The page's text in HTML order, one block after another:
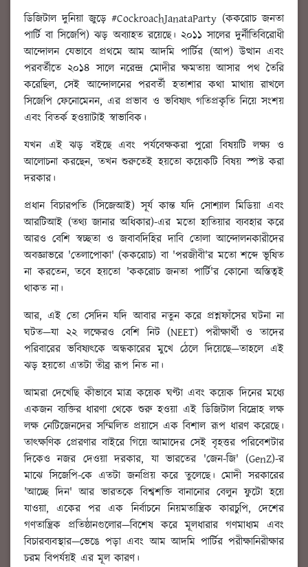
ডিজিটাল দুনিয়া জুড়ে #CockroachJanataParty (ককরোচ জনতা
পার্টি বা সিজেপি) ঝড় অব্যাহত রয়েছে। ২০১১ সালের দুর্নীতিবিরোধী
আন্দোলন যেভাবে প্রথমে আম আদমি পার্টির (আপ) উত্থান এবং
পরবর্তীতে ২০১৪ সালে নরেন্দ্র মোদীর ক্ষমতায় আসার পথ তৈরি
করেছিল, সেই আন্দোলনের পরবর্তী হতাশার কথা মাথায় রাখলে
সিজেপি ফেনোমেনন, এর প্রভাব ও ভবিষ্যৎ গতিপ্রকৃতি নিয়ে সংশয়
এবং বিতর্ক হওয়াটাই স্বাভাবিক।
যখন এই ঝড় বইছে এবং পর্যবেক্ষকরা পুরো বিষয়টি লক্ষ্য ও
আলোচনা করছেন, তখন শুরুতেই হয়তো কয়েকটি বিষয় স্পষ্ট করা
দরকার।
প্রধান বিচারপতি (সিজেআই) সূর্য কান্ত যদি সোশ্যাল মিডিয়া এবং
আরটিআই (তথ্য জানার অধিকার)-এর মতো হাতিয়ার ব্যবহার করে
আরও বেশি স্বচ্ছতা ও জবাবদিহির দাবি তোলা আন্দোলনকারীদের
অবজ্ঞাভরে 'তেলাপোকা' (ককরোচ) বা 'পরজীবী'র মতো শব্দে ভূষিত
না করতেন, তবে হয়তো 'ককরোচ জনতা পার্টি'র কোনো অস্তিত্বই
থাকত না।
আর, এই তো সেদিন যদি আবার নতুন করে প্রশ্নফাঁসের ঘটনা না
ঘটত—যা ২২ লক্ষেরও বেশি নিট (NEET) পরীক্ষার্থী ও তাদের
পরিবারের ভবিষ্যৎকে অন্ধকারের মুখে ঠেলে দিয়েছে—তাহলে এই
ঝড় হয়তো এতটা তীব্র রূপ নিত না।
আমরা দেখেছি কীভাবে মাত্র কয়েক ঘণ্টা এবং কয়েক দিনের মধ্যে
একজন ব্যক্তির ধারণা থেকে শুরু হওয়া এই ডিজিটাল বিদ্রোহ লক্ষ
লক্ষ নেটিজেনদের সম্মিলিত প্রয়াসে এক বিশাল রূপ ধারণ করেছে।
তাৎক্ষণিক প্রেরণার বাইরে গিয়ে আমাদের সেই বৃহত্তর পরিবেশটার
দিকেও নজর দেওয়া দরকার, যা ভারতের 'জেন-জি' (GenZ)-র
মাঝে সিজেপি-কে এতটা জনপ্রিয় করে তুলেছে। মোদী সরকারের
'আচ্ছে দিন' আর ভারতকে বিশ্বশক্তি বানানোর বেলুন ফুটো হয়ে
যাওয়া, একের পর এক নির্বাচনে নিয়মতান্ত্রিক কারচুপি, দেশের
গণতান্ত্রিক প্রতিষ্ঠানগুলোর—বিশেষ করে মূলধারার গণমাধ্যম এবং
বিচারব্যবস্থার—ভেঙে পড়া এবং আম আদমি পার্টির পরীক্ষানিরীক্ষার
চরম বিপর্যয়ই এর মূল কারণ।